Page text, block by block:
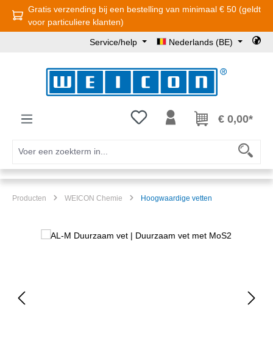
Ga naar de hoofdinhoud
Gratis verzending bij een bestelling van minimaal € 50 (geldt
voor particuliere klanten)
Service/help Nederlands (BE)
Je hebt 0 items op je€ 0,00*
Producten WEICON Chemie Hoogwaardige vetten
Afbeeldingengalerij overslaan